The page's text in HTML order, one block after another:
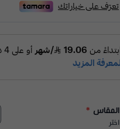
المقاس *
اختر